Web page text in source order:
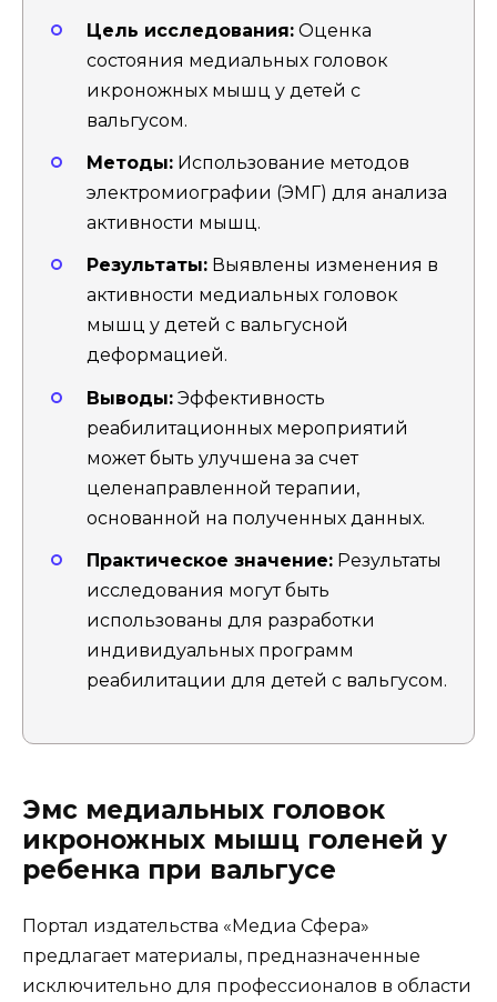
Цель исследования: Оценка
состояния медиальных головок
икроножных мышц у детей с
вальгусом.
Методы: Использование методов
электромиографии (ЭМГ) для анализа
активности мышц.
Результаты: Выявлены изменения в
активности медиальных головок
мышц у детей с вальгусной
деформацией.
Выводы: Эффективность
реабилитационных мероприятий
может быть улучшена за счет
целенаправленной терапии,
основанной на полученных данных.
Практическое значение: Результаты
исследования могут быть
использованы для разработки
индивидуальных программ
реабилитации для детей с вальгусом.
Эмс медиальных головок
икроножных мышц голеней у
ребенка при вальгусе
Портал издательства «Медиа Сфера»
предлагает материалы, предназначенные
исключительно для профессионалов в области